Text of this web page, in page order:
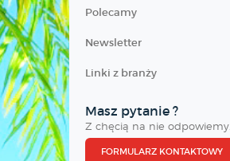
Polecamy
Newsletter
Linki z branży
Masz pytanie ?
Z chęcią na nie odpowiemy.
FORMULARZ KONTAKTOWY